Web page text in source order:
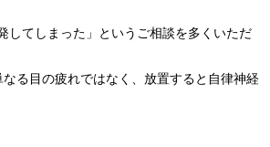
してしまった」というご相談を多くいただ
る目の疲れではなく、放置すると自律神経